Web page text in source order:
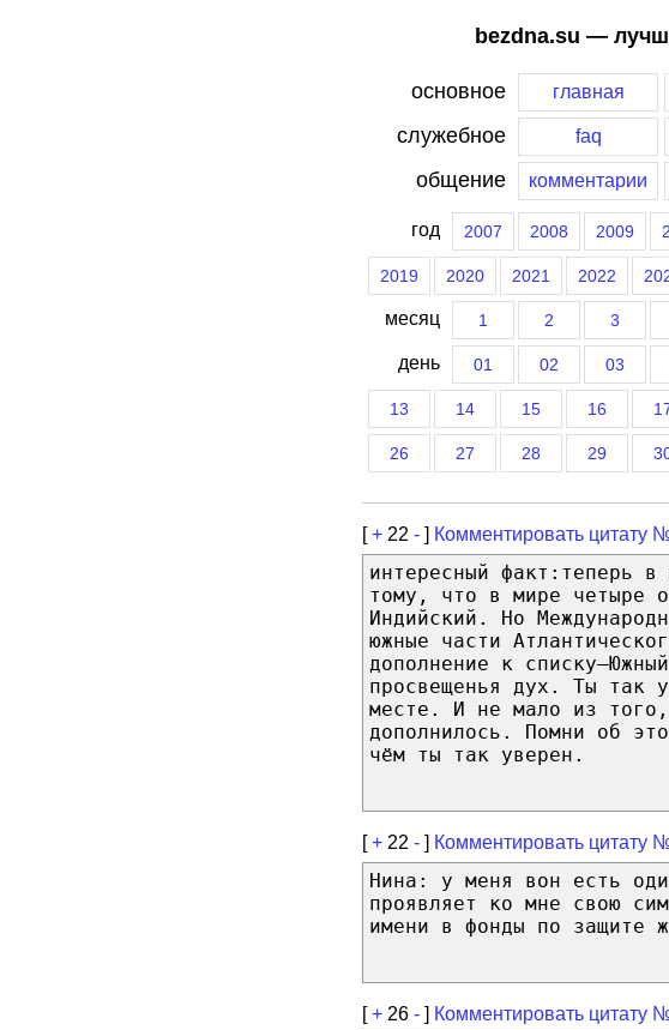
bezdna.su —
основное главная
служебное faq
общение комментарии
год 2007 2008 2009
2019 2020 2021 2022
месяц 1 2 3
день 01 02 03
13 14 15 16
26 27 28 29
[+ 22 - ] Комментировать цитату
интересный факт:теперь в
тому, что в мире четыре
Индийский. Но
южные части
дополнение к
просвещенья дух. Ты так
месте. И не мало из того,
дополнилось. Помни об
чём ты так уверен.
[+ 22 - ] Комментировать цитату
Нина: у меня вон есть
проявляет ко мне свою
имени в фонды по защите
[+ 26 - ] Комментировать цитату